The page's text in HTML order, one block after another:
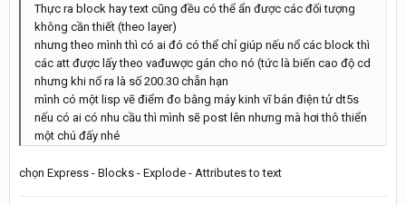
Thực ra block hay text cũng đều có thể ẩn được các đối tượng
không cần thiết (theo layer)
nhưng theo mình thì có ai đó có thể chỉ giúp nếu nổ các block thì
các att được lấy theo vađuwợc gán cho nó (tức là biến cao độ cd
nhưng khi nổ ra là số 200.30 chẵn hạn
mình có một lisp vẽ điểm đo bằng máy kinh vĩ bán điện tử dt5s
nếu có ai có nhu cầu thì mình sẽ post lên nhưng mà hơi thô thiển
một chú đấy nhé
chọn Express - Blocks - Explode - Attributes to text